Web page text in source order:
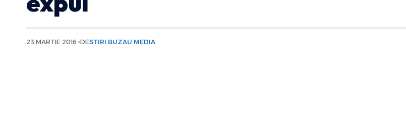
23 MARTIE 2016 DESTIRI BUZAU MEDIA